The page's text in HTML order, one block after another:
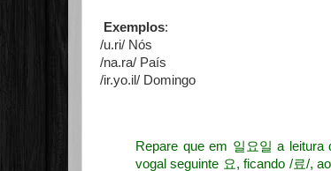
Exemplos:
/u.ri/ Nós
/na.ra/ País
/ir.yo.il/ Domingo
Repare que em 일요일 a
vogal seguinte 요, ficando /료/,